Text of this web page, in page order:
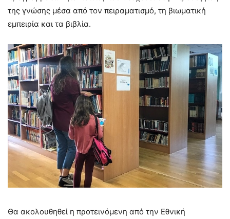
της γνώσης μέσα από τον πειραματισμό, τη βιωματική
εμπειρία και τα βιβλία.
Θα ακολουθηθεί η προτεινόμενη από την Εθνική